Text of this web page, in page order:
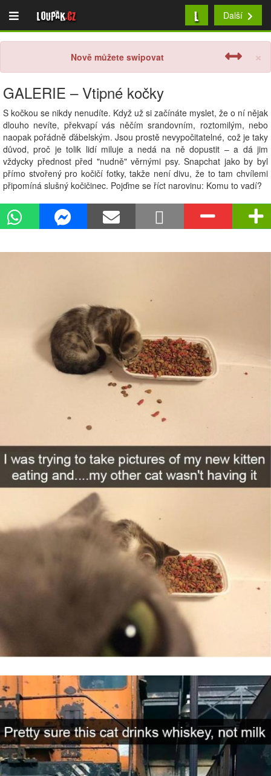
Loupak.cz L Další
×
Nově můžete swipovat
GALERIE – Vtipné kočky
S kočkou se nikdy nenudíte. Když už si začínáte myslet, že o ní nějak
dlouho nevíte, překvapí vás něčím srandovním, roztomilým, nebo
naopak pořádně ďábelským. Jsou prostě nevypočitatelné, což je taky
důvod, proč je tolik lidí miluje a nedá na ně dopustit – a dá jim
vždycky přednost před "nudně" věrnými psy. Snapchat jako by byl
přímo stvořený pro kočičí fotky, takže není divu, že to tam chvílemi
připomíná slušný kočičinec. Pojďme se říct narovinu: Komu to vadí?